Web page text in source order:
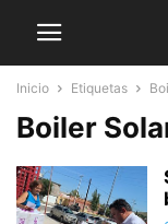
Inicio Etiquetas
Boiler